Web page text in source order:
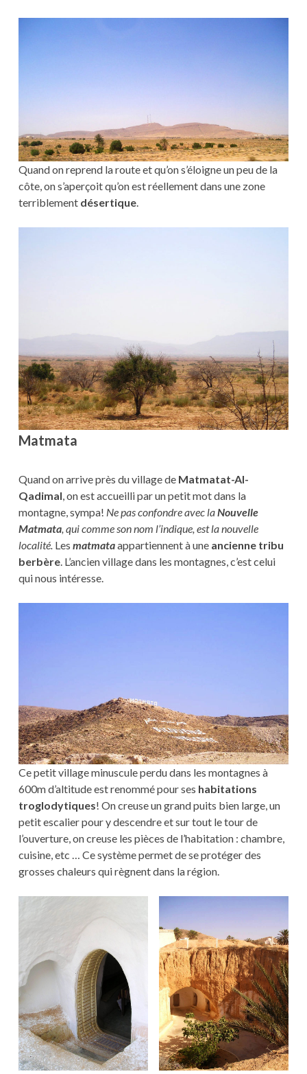
Quand on reprend la route et qu’on s’éloigne un peu de la
côte, on s’aperçoit qu’on est réellement dans une zone
terriblement désertique.
Matmata
Quand on arrive près du village de Matmatat-Al-
Qadimal, on est accueilli par un petit mot dans la
montagne, sympa! Ne pas confondre avec laNouvelle
Matmata, qui comme son nom l’indique, est la nouvelle
localité.Les matmataappartiennent à une ancienne tribu
berbère. L’ancien village dans les montagnes, c’est celui
qui nous intéresse.
Ce petit village minuscule perdu dans les montagnes à
600m d’altitude est renommé pour ses habitations
troglodytiques! On creuse un grand puits bien large, un
petit escalier pour y descendre et sur tout le tour de
l’ouverture, on creuse les pièces de l’habitation : chambre,
cuisine, etc … Ce système permet de se protéger des
grosses chaleurs qui règnent dans la région.